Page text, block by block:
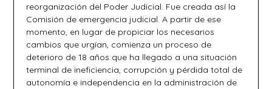
reorganización del Poder Judicial. Fue creada así la
Comisión de emergencia judicial. A partir de ese
momento, en lugar de propiciar los necesarios
cambios que urgían, comienza un proceso de
deterioro de 18 años que ha llegado a una situación
terminal de ineficiencia, corrupción y pérdida total de
autonomía e independencia en la administración de